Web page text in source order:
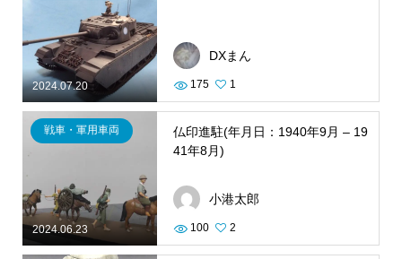
2024.07.20
DXまん
175 1
2024.06.23
戦車・軍用車両
仏印進駐(年月日：1940年9月 – 19
41年8月)
小港太郎
100 2